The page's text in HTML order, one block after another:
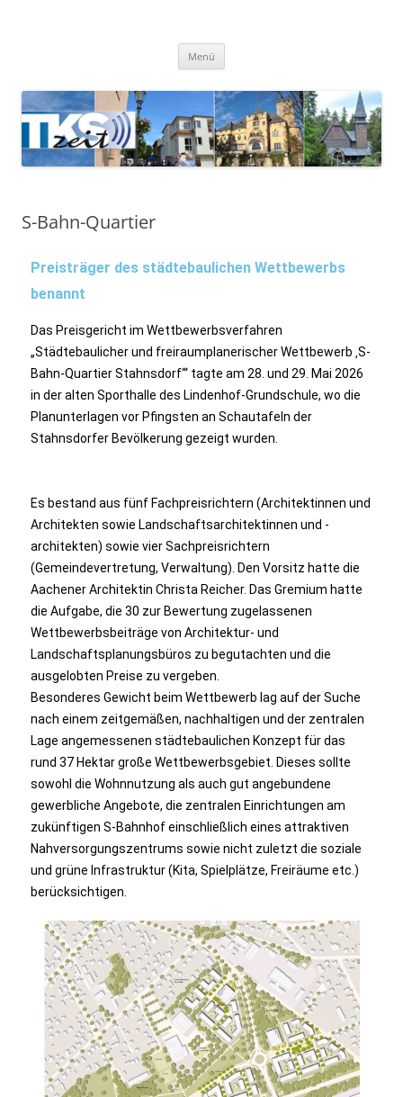
Menü
S-Bahn-Quartier
Preisträger des städtebaulichen Wettbewerbs
benannt
Das Preisgericht im Wettbewerbsverfahren
„Städtebaulicher und freiraumplanerischer Wettbewerb ‚S-
Bahn-Quartier Stahnsdorf‘“ tagte am 28. und 29. Mai 2026
in der alten Sporthalle des Lindenhof-Grundschule, wo die
Planunterlagen vor Pfingsten an Schautafeln der
Stahnsdorfer Bevölkerung gezeigt wurden.
Es bestand aus fünf Fachpreisrichtern (Architektinnen und
Architekten sowie Landschaftsarchitektinnen und -
architekten) sowie vier Sachpreisrichtern
(Gemeindevertretung, Verwaltung). Den Vorsitz hatte die
Aachener Architektin Christa Reicher. Das Gremium hatte
die Aufgabe, die 30 zur Bewertung zugelassenen
Wettbewerbsbeiträge von Architektur- und
Landschaftsplanungsbüros zu begutachten und die
ausgelobten Preise zu vergeben.
Besonderes Gewicht beim Wettbewerb lag auf der Suche
nach einem zeitgemäßen, nachhaltigen und der zentralen
Lage angemessenen städtebaulichen Konzept für das
rund 37 Hektar große Wettbewerbsgebiet. Dieses sollte
sowohl die Wohnnutzung als auch gut angebundene
gewerbliche Angebote, die zentralen Einrichtungen am
zukünftigen S-Bahnhof einschließlich eines attraktiven
Nahversorgungszentrums sowie nicht zuletzt die soziale
und grüne Infrastruktur (Kita, Spielplätze, Freiräume etc.)
berücksichtigen.